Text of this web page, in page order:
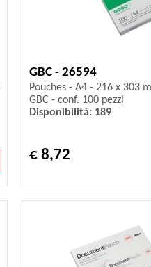
GBC - 26594
Pouches - A4 - 216 x 303
GBC - conf. 100 pezzi
Disponibilità: 189
€ 8,72